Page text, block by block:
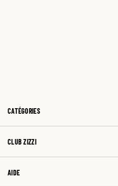
CATÉGORIES
CLUB ZIZZI
AIDE